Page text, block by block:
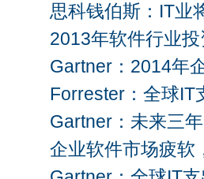
思科钱伯斯：IT业
2013年软件行业
Gartner：2014年
Forrester：全球IT
Gartner：未来三
企业软件市场疲软